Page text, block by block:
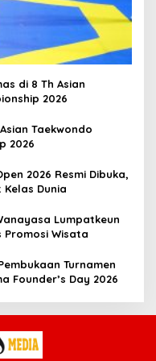
di 8 Th Asian
2026
Taekwondo
2026
2026 Resmi Dibuka,
Kelas Dunia
Lumpatkeun
Promosi Wisata
Turnamen
Founder’s Day 2026